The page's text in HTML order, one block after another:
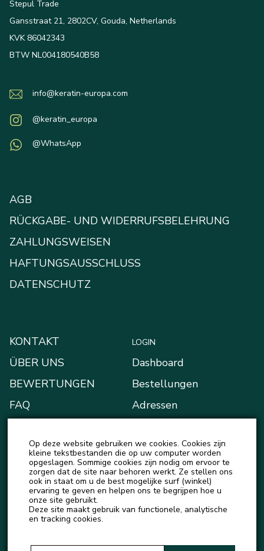
Stepul Trade
Gansstraat 21, 2802CV, Gouda, Netherlands
KVK 86042343
BTW NL004180540B58
info@keratin-europa.com
@keratin_europa
@WhatsApp
AGB
RÜCKGABE- UND WIDERRUFSBELEHRUNG
ZAHLUNGSWEISEN
HAFTUNGSAUSSCHLUSS
DATENSCHUTZ
KONTAKT
ÜBER UNS
BEWERTUNGEN
FAQ
NEUIGKEITEN
LOGIN
Dashboard
Bestellungen
Adressen
Mein Portemonnaie
Kontodetails
Ausloggen
Op deze website gebruiken we cookies. Cookies zijn
kleine tekstbestanden die op uw computer worden
opgeslagen. Sommige cookies zijn nodig om ervoor te
zorgen dat de site naar behoren werkt. Ze stellen ons
ook in staat om u de best mogelijke surf (winkel)
ervaring te geven en helpen ons te begrijpen hoe u
onze site gebruikt.
Deze site maakt gebruik van functionele, analytische
en tracking cookies.